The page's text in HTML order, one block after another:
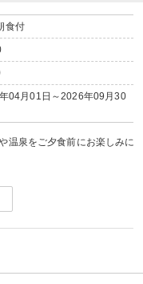
食付
04月01日～2026年09月30
温泉をご夕食前にお楽しみに
た空気。
アの食材、イタリアの技法
込む光とともに、料理長自慢
一日の始まりにふさわしい内
髄を心ゆくまでお楽しみくだ